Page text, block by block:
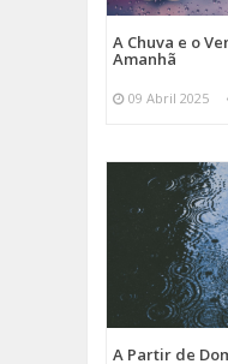
A Chuva e o
Amanhã
09 Abril 2025
A Partir de